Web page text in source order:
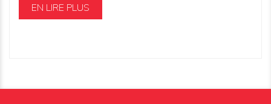
EN LIRE PLUS